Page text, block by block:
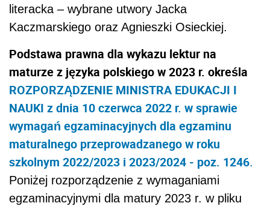
literacka – wybrane utwory Jacka
Kaczmarskiego oraz Agnieszki Osieckiej.
Podstawa prawna dla wykazu lektur na
maturze z języka polskiego w 2023 r. określa
ROZPORZĄDZENIE MINISTRA EDUKACJI I
NAUKI z dnia 10 czerwca 2022 r. w sprawie
wymagań egzaminacyjnych dla egzaminu
maturalnego przeprowadzanego w roku
szkolnym 2022/2023 i 2023/2024 - poz. 1246.
Poniżej rozporządzenie z wymaganiami
egzaminacyjnymi dla matury 2023 r. w pliku